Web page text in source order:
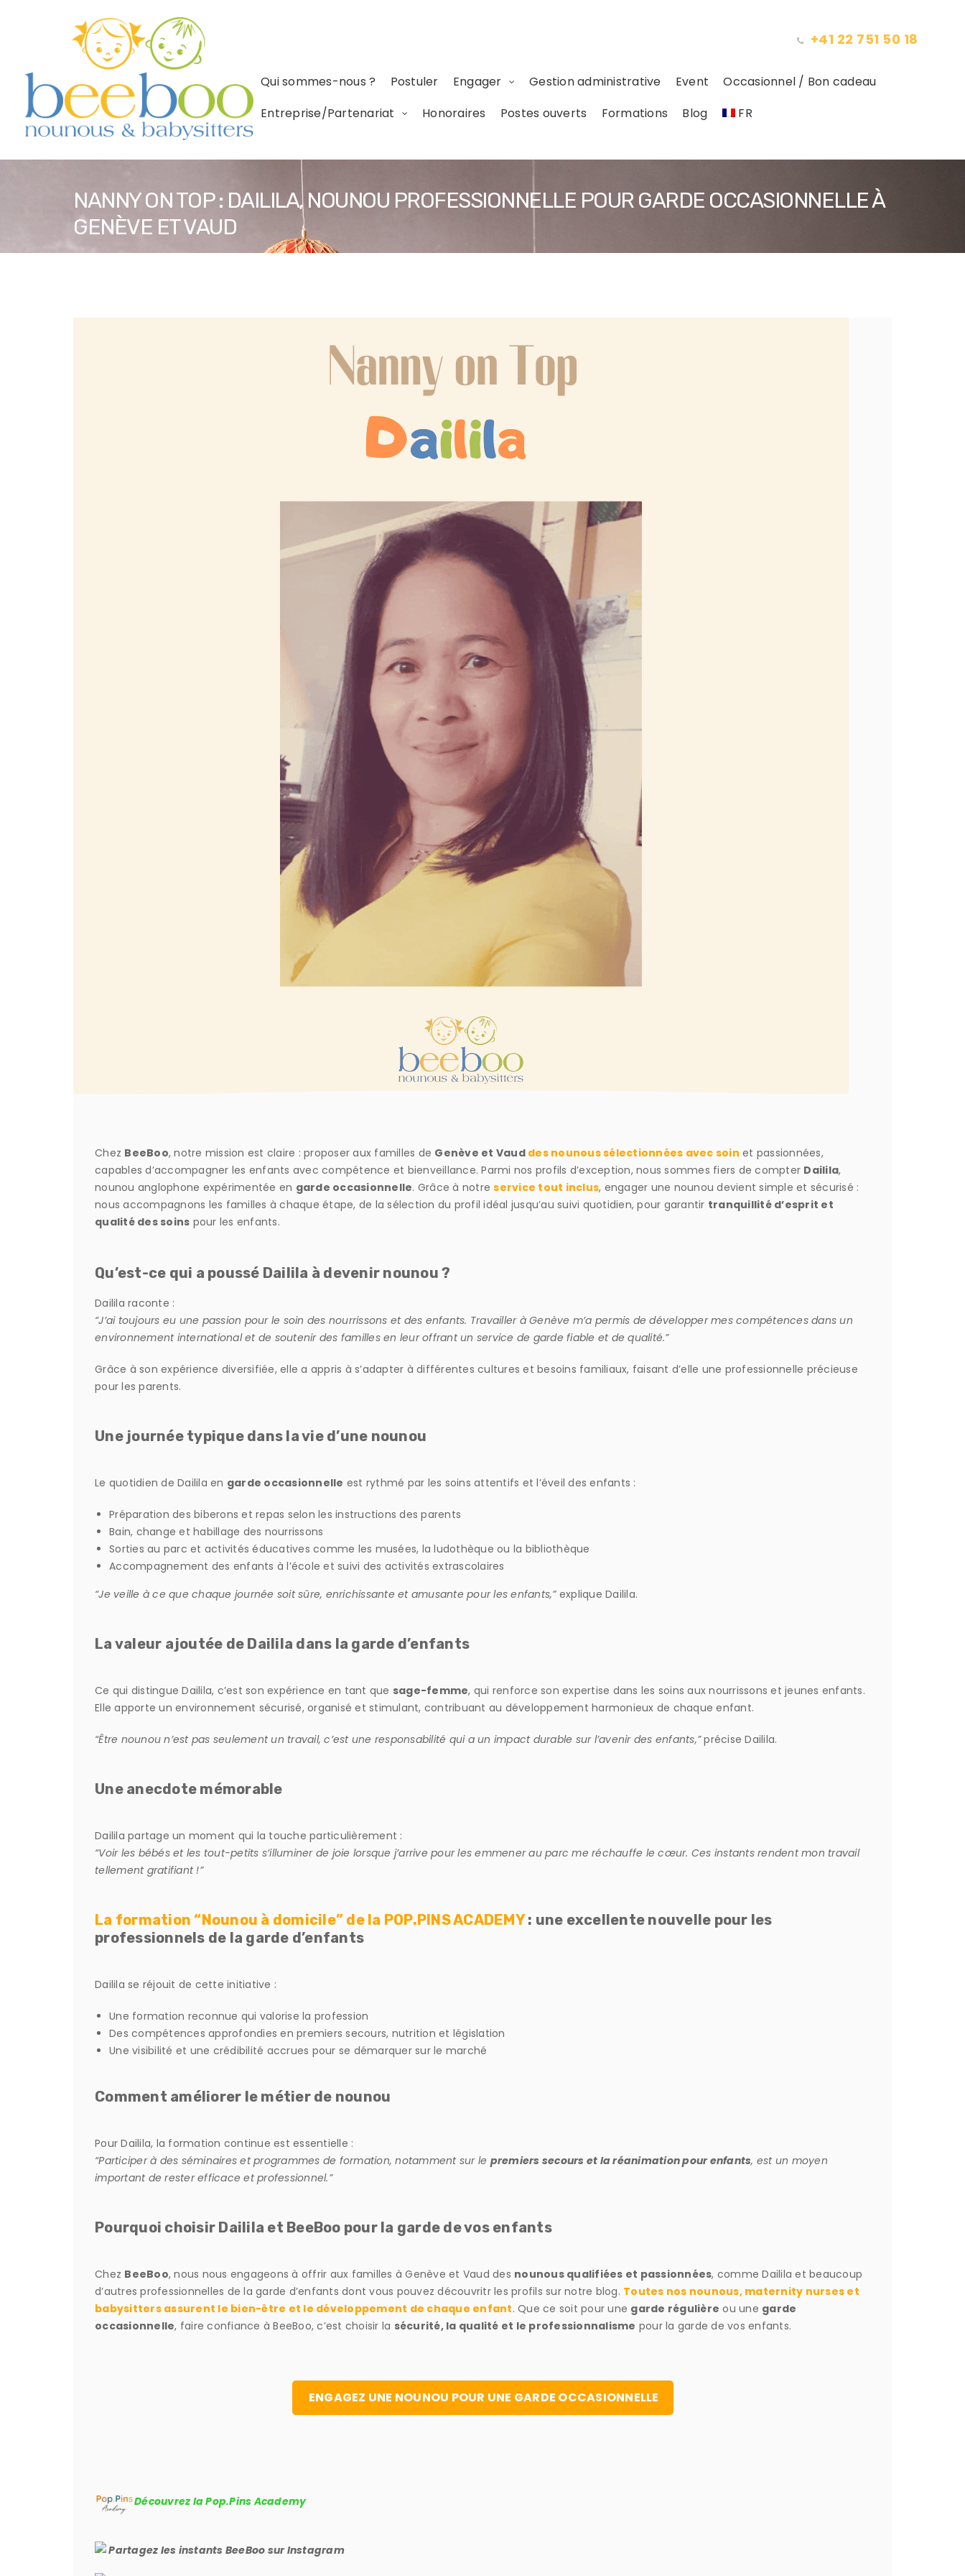
+41 22 751 50 18
Qui sommes-nous ? Postuler Engager Gestion administrative Event
Occasionnel / Bon cadeau
Entreprise/Partenariat
Honoraires Postes ouverts Formations Blog FR
NANNY ON TOP : DAILILA, NOUNOU PROFESSIONNELLE POUR GARDE OCCASIONNELLE À
GENÈVE ET VAUD
Chez BeeBoo, notre mission est claire : proposer aux familles de Genève et Vauddes nounous sélectionnées avec soin et passionnées,
capables d’accompagner les enfants avec compétence et bienveillance. Parmi nos profils d’exception, nous sommes fiers de compter Dailila,
nounou anglophone expérimentée en garde occasionnelle. Grâce à notreservice tout inclus, engager une nounou devient simple et sécurisé :
nous accompagnons les familles à chaque étape, de la sélection du profil idéal jusqu’au suivi quotidien, pour garantir tranquillité d’esprit et
qualité des soins pour les enfants.
Qu’est-ce qui a poussé Dailila à devenir nounou ?
Dailila raconte :
“J’ai toujours eu une passion pour le soin des nourrissons et des enfants. Travailler à Genève m’a permis de développer mes compétences dans un
environnement international et de soutenir des familles en leur offrant un service de garde fiable et de qualité.”
Grâce à son expérience diversifiée, elle a appris à s’adapter à différentes cultures et besoins familiaux, faisant d’elle une professionnelle précieuse
pour les parents.
Une journée typique dans la vie d’une nounou
Le quotidien de Dailila en garde occasionnelle est rythmé par les soins attentifs et l’éveil des enfants :
Préparation des biberons et repas selon les instructions des parents
Bain, change et habillage des nourrissons
Sorties au parc et activités éducatives comme les musées, la ludothèque ou la bibliothèque
Accompagnement des enfants à l’école et suivi des activités extrascolaires
“Je veille à ce que chaque journée soit sûre, enrichissante et amusante pour les enfants,”explique Dailila.
La valeur ajoutée de Dailila dans la garde d’enfants
Ce qui distingue Dailila, c’est son expérience en tant que sage-femme, qui renforce son expertise dans les soins aux nourrissons et jeunes enfants.
Elle apporte un environnement sécurisé, organisé et stimulant, contribuant au développement harmonieux de chaque enfant.
“Être nounou n’est pas seulement un travail, c’est une responsabilité qui a un impact durable sur l’avenir des enfants,”précise Dailila.
Une anecdote mémorable
Dailila partage un moment qui la touche particulièrement :
“Voir les bébés et les tout-petits s’illuminer de joie lorsque j’arrive pour les emmener au parc me réchauffe le cœur. Ces instants rendent mon travail
tellement gratifiant !”
La formation “Nounou à domicile” de la POP.PINS ACADEMY: une excellente nouvelle pour les
professionnels de la garde d’enfants
Dailila se réjouit de cette initiative :
Une formation reconnue qui valorise la profession
Des compétences approfondies en premiers secours, nutrition et législation
Une visibilité et une crédibilité accrues pour se démarquer sur le marché
Comment améliorer le métier de nounou
Pour Dailila, la formation continue est essentielle :
“Participer à des séminaires et programmes de formation, notamment sur le premiers secours et la réanimation pour enfants, est un moyen
important de rester efficace et professionnel.”
Pourquoi choisir Dailila et BeeBoo pour la garde de vos enfants
Chez BeeBoo, nous nous engageons à offrir aux familles à Genève et Vaud des nounous qualifiées et passionnées, comme Dailila et beaucoup
d’autres professionnelles de la garde d’enfants dont vous pouvez découvritr les profils sur notre blog. Toutes nos nounous, maternity nurses et
babysitters assurent le bien-être et le développement de chaque enfant. Que ce soit pour une garde régulière ou une garde
occasionnelle, faire confiance à BeeBoo, c’est choisir la sécurité, la qualité et le professionnalisme pour la garde de vos enfants.
ENGAGEZ UNE NOUNOU POUR UNE GARDE OCCASIONNELLE
Découvrez la Pop.Pins Academy
Partagez les instants BeeBoo sur Instagram